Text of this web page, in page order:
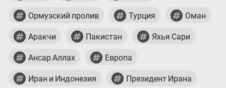
Ормузский пролив Турция Оман
Аракчи Пакистан Яхья Сари
Ансар Аллах Европа
Иран и Индонезия Президент Ирана